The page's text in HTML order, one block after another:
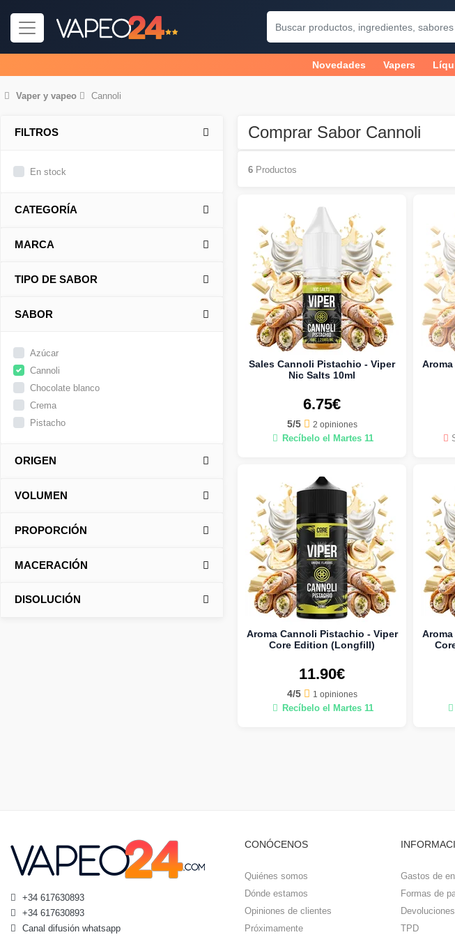
Novedades Vapers
Vaper y vapeo Cannoli
FILTROS
En stock
CATEGORÍA
MARCA
TIPO DE SABOR
SABOR
Azúcar
Cannoli
Chocolate blanco
Crema
Pistacho
ORIGEN
VOLUMEN
PROPORCIÓN
MACERACIÓN
DISOLUCIÓN
Comprar Sabor Cannoli
6 Productos
Sales Cannoli Pistachio - Viper
Nic Salts 10ml
6.75€
5/5 2 opiniones
Recíbelo el Martes 11
Aroma Cannoli Pistachio - Viper
Core Edition (Longfill)
11.90€
4/5 1 opiniones
Recíbelo el Martes 11
+34 617630893
+34 617630893
Canal difusión whatsapp
CONÓCENOS
Quiénes somos
Dónde estamos
Opiniones de clientes
Próximamente
Gastos de
Formas de
TPD